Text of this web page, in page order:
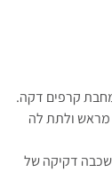
קרפים דקה.
מראש ולתת לה
דקיקה של